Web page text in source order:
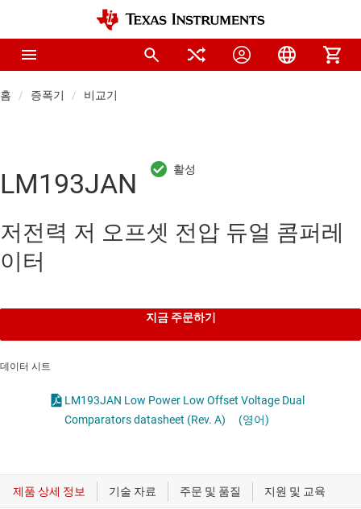
홈 증폭기 비교기
LM193JAN
저전력 저 오프셋 전압 듀얼 콤퍼레
이터
지금 주문하기
데이터 시트
LM193JAN Low Power Low Offset Voltage Dual
Comparators datasheet (Rev. A)
(영어)